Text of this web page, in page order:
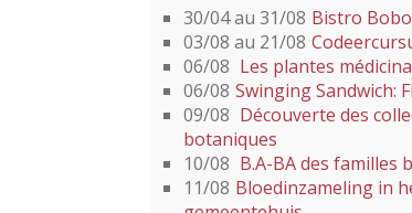
30/04 au 31/08 Bistro
03/08 au 21/08
06/08 Les plantes
06/08 Swinging Sandwich:
09/08 Découverte des
botaniques
10/08 B.A-BA des familles
11/08 Bloedinzameling in